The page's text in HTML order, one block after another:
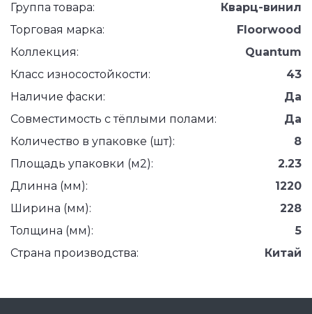
Группа товара:
Кварц-винил
Торговая марка:
Floorwood
Коллекция:
Quantum
Класс износостойкости:
43
Наличие фаски:
Да
Совместимость с тёплыми полами:
Да
Количество в упаковке (шт):
8
Площадь упаковки (м2):
2.23
Длинна (мм):
1220
Ширина (мм):
228
Толщина (мм):
5
Страна производства:
Китай